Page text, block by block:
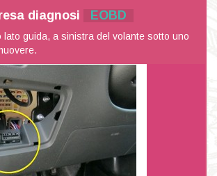
diagnosi EOBD
lato guida, a sinistra del volante sotto uno